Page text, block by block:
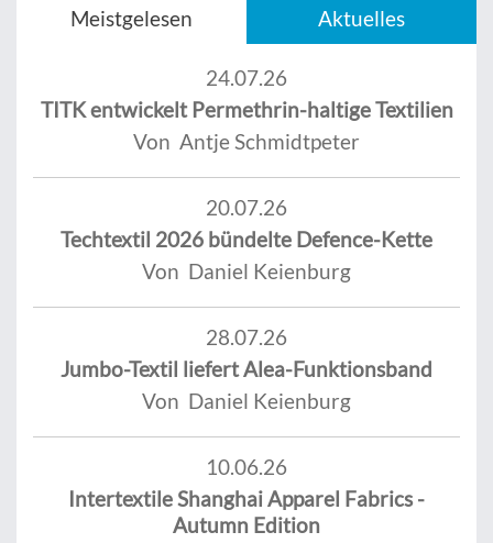
Meistgelesen Aktuelles
24.07.26
TITK entwickelt Permethrin-haltige Textilien
Von Antje Schmidtpeter
20.07.26
Techtextil 2026 bündelte Defence-Kette
Von Daniel Keienburg
28.07.26
Jumbo-Textil liefert Alea-Funktionsband
Von Daniel Keienburg
10.06.26
Intertextile Shanghai Apparel Fabrics -
Autumn Edition